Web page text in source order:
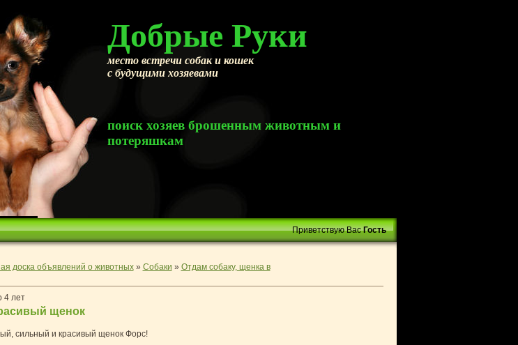
Добрые Руки
место встречи собак и кошек
с будущими хозяевами
поиск хозяев брошенным животным и
потеряшкам
Приветствую Вас Гость
доска объявлений о животных» Собаки » Отдам собаку, щенка в
4 лет
щенок
сильный и красивый щенок Форс!